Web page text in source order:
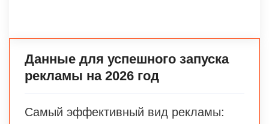
Данные для успешного запуска
рекламы на 2026 год
Самый эффективный вид рекламы: